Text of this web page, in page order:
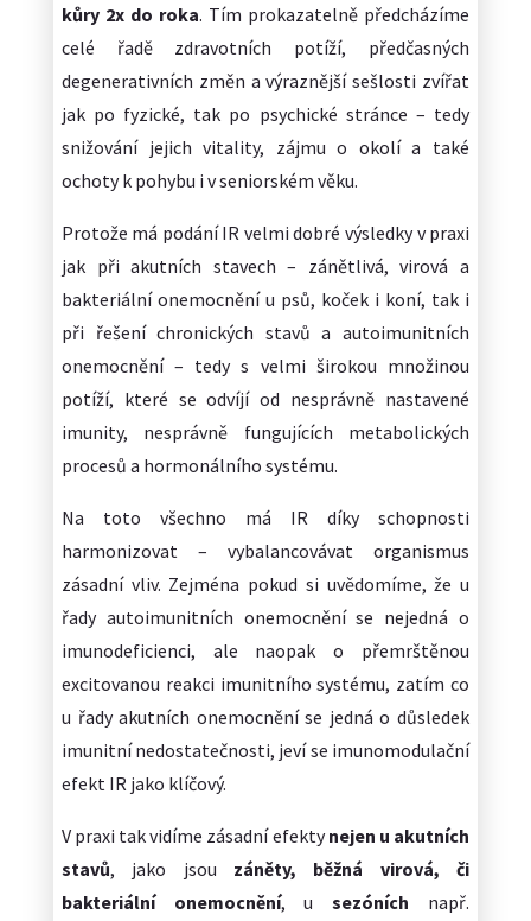
kůry 2x do roka. Tím prokazatelně předcházíme
celé řadě zdravotních potíží, předčasných
degenerativních změn a výraznější sešlosti zvířat
jak po fyzické, tak po psychické stránce – tedy
snižování jejich vitality, zájmu o okolí a také
ochoty k pohybu i v seniorském věku.
Protože má podání IR velmi dobré výsledky v praxi
jak při akutních stavech – zánětlivá, virová a
bakteriální onemocnění u psů, koček i koní, tak i
při řešení chronických stavů a autoimunitních
onemocnění – tedy s velmi širokou množinou
potíží, které se odvíjí od nesprávně nastavené
imunity, nesprávně fungujících metabolických
procesů a hormonálního systému.
Na toto všechno má IR díky schopnosti
harmonizovat – vybalancovávat organismus
zásadní vliv. Zejména pokud si uvědomíme, že u
řady autoimunitních onemocnění se nejedná o
imunodeficienci, ale naopak o přemrštěnou
excitovanou reakci imunitního systému, zatím co
u řady akutních onemocnění se jedná o důsledek
imunitní nedostatečnosti, jeví se imunomodulační
efekt IR jako klíčový.
V praxi tak vidíme zásadní efektynejen u akutních
stavů, jako jsou záněty, běžná virová, či
bakteriální onemocnění, usezóních např.